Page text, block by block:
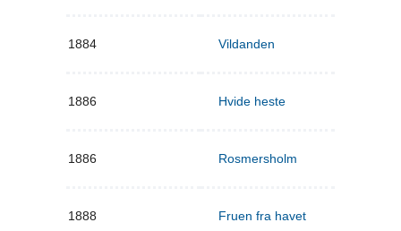
1884 Vildanden
1886 Hvide heste
1886 Rosmersholm
1888 Fruen fra havet